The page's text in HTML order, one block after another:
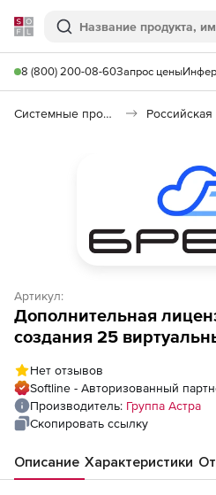
Softline
Поиск
8 (800) 200-08-60Запрос цены
Системные программы
Артикул:
Дополнительная
создания 25
Нет отзывов
Softline - Авторизованный
Производитель: Группа Астра
Скопировать ссылку
Описание Характеристики